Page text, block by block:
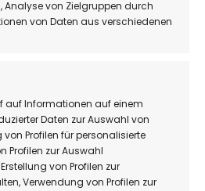
Analyse von Zielgruppen durch
von Daten aus verschiedenen
auf Informationen auf einem
Daten zur Auswahl von
von Profilen für personalisierte
Profilen zur Auswahl
von Profilen zur
Verwendung von Profilen zur